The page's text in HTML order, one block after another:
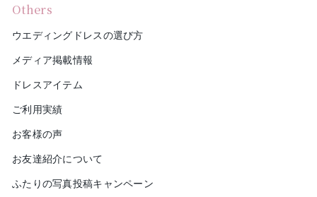
Others
ウエディングドレスの選び方
メディア掲載情報
ドレスアイテム
ご利用実績
お客様の声
お友達紹介について
ふたりの写真投稿キャンペーン